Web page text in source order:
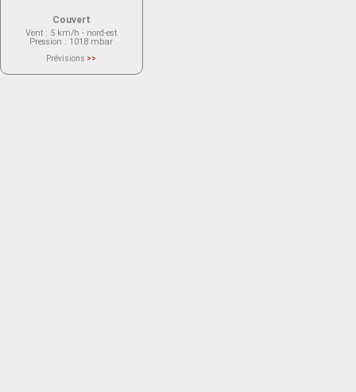
Couvert
Vent : 5 km/h - nord-est
Pression : 1018 mbar
Prévisions >>
actuellement aucune prévision